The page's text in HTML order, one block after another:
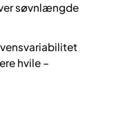
søvnlængde
hvile –